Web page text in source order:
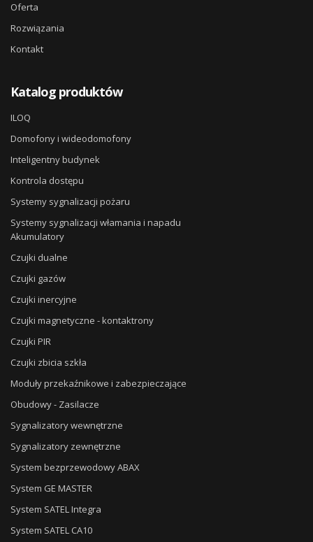
Oferta
Rozwiązania
Kontakt
Katalog produktów
ILOQ
Domofony i wideodomofony
Inteligentny budynek
Kontrola dostępu
Systemy sygnalizacji pożaru
Systemy sygnalizacji włamania i napadu
Akumulatory
Czujki dualne
Czujki gazów
Czujki inercyjne
Czujki magnetyczne - kontaktrony
Czujki PIR
Czujki zbicia szkła
Moduły przekaźnikowe i zabezpieczające
Obudowy - Zasilacze
Sygnalizatory wewnętrzne
Sygnalizatory zewnętrzne
System bezprzewodowy ABAX
System GE MASTER
System SATEL Integra
System SATEL CA10